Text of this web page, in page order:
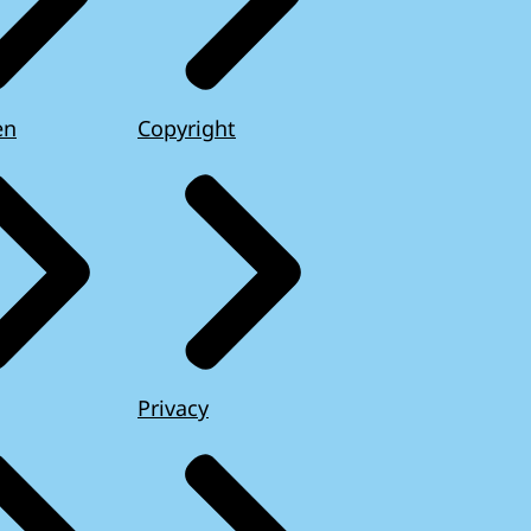
Copyright
Privacy